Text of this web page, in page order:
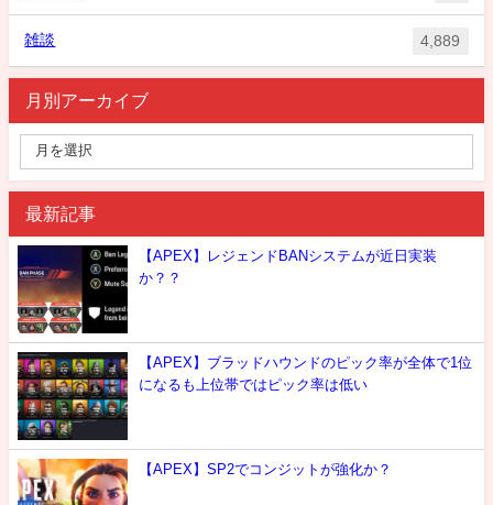
雑談 4,889
月別アーカイブ
最新記事
【APEX】レジェンドBANシステムが近日実装
か？？
【APEX】ブラッドハウンドのピック率が全体で1位
になるも上位帯ではピック率は低い
【APEX】SP2でコンジットが強化か？